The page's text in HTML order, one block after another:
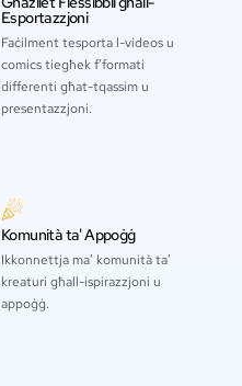
Esportazzjoni
Faċilment tesporta l-videos u
comics tiegħek f’formati
differenti għat-tqassim u
presentazzjoni.
Komunità ta' Appoġġ
Ikkonnettja ma’ komunità ta’
kreaturi għall-ispirazzjoni u
appoġġ.